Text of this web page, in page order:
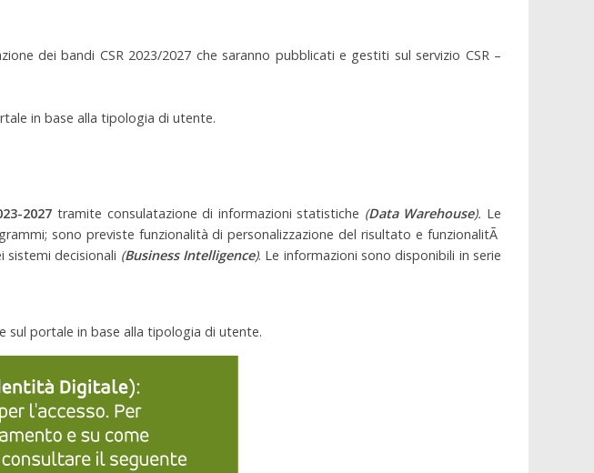
dei bandi CSR 2023/2027 che saranno pubblicati e gestiti sul servizio CSR –
in base alla tipologia di utente.
2027 tramite consulatazione di informazioni statistiche (Data Warehouse). Le
sono previste funzionalità di personalizzazione del risultato e funzionalitÃ
sistemi decisionali (Business Intelligence). Le informazioni sono disponibili in serie
sul portale in base alla tipologia di utente.